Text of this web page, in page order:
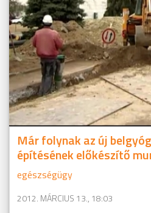
Már folynak az új
építésének előkészítő
egészségügy
2012. MÁRCIUS 13., 18:03